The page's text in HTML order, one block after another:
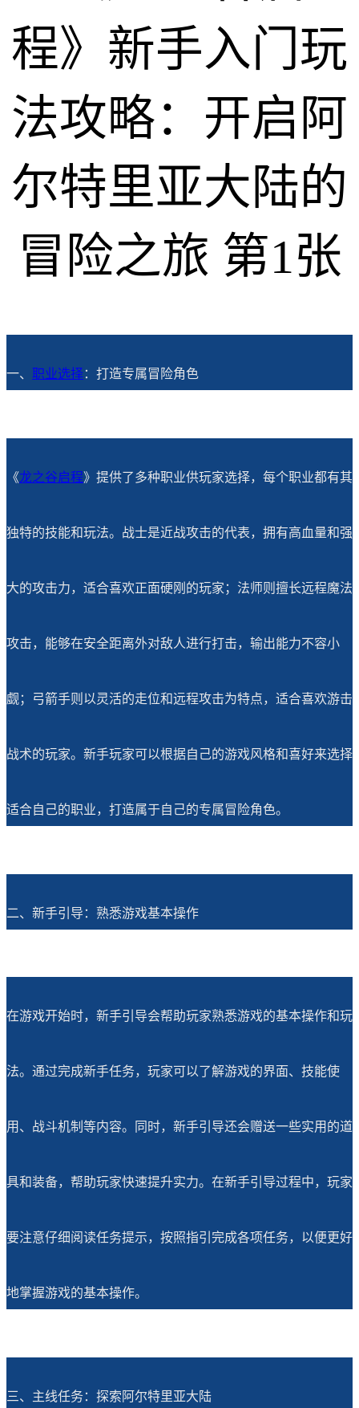
一、 职业选择：打造专属冒险角色
《龙之谷启程》提供了多种职业供玩家选择，每个职业都有其
独特的技能和玩法。战士是近战攻击的代表，拥有高血量和强
大的攻击力，适合喜欢正面硬刚的玩家；法师则擅长远程魔法
攻击，能够在安全距离外对敌人进行打击，输出能力不容小
觑；弓箭手则以灵活的走位和远程攻击为特点，适合喜欢游击
战术的玩家。新手玩家可以根据自己的游戏风格和喜好来选择
适合自己的职业，打造属于自己的专属冒险角色。
二、新手引导：熟悉游戏基本操作
在游戏开始时，新手引导会帮助玩家熟悉游戏的基本操作和玩
法。通过完成新手任务，玩家可以了解游戏的界面、技能使
用、战斗机制等内容。同时，新手引导还会赠送一些实用的道
具和装备，帮助玩家快速提升实力。在新手引导过程中，玩家
要注意仔细阅读任务提示，按照指引完成各项任务，以便更好
地掌握游戏的基本操作。
三、主线任务：探索阿尔特里亚大陆